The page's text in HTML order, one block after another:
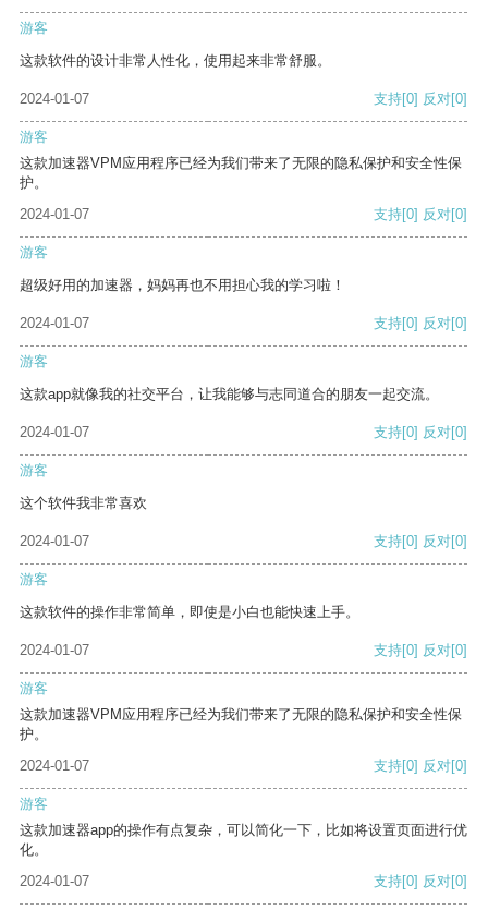
游客
这款软件的设计非常人性化，使用起来非常舒服。
2024-01-07 支持[0] 反对[0]
游客
这款加速器VPM应用程序已经为我们带来了无限的隐私保护和安全性保
护。
2024-01-07
支持[0] 反对[0]
游客
超级好用的加速器，妈妈再也不用担心我的学习啦！
2024-01-07 支持[0] 反对[0]
游客
这款app就像我的社交平台，让我能够与志同道合的朋友一起交流。
2024-01-07 支持[0] 反对[0]
游客
这个软件我非常喜欢
2024-01-07 支持[0] 反对[0]
游客
这款软件的操作非常简单，即使是小白也能快速上手。
2024-01-07 支持[0] 反对[0]
游客
这款加速器VPM应用程序已经为我们带来了无限的隐私保护和安全性保
护。
2024-01-07
支持[0] 反对[0]
游客
这款加速器app的操作有点复杂，可以简化一下，比如将设置页面进行优
化。
2024-01-07
支持[0] 反对[0]